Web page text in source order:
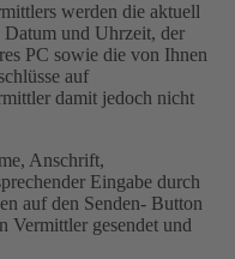
werden die aktuell
und Uhrzeit, der
PC sowie die von Ihnen
auf
damit jedoch nicht
Anschrift,
Eingabe durch
auf den Senden- Button
Vermittler gesendet und